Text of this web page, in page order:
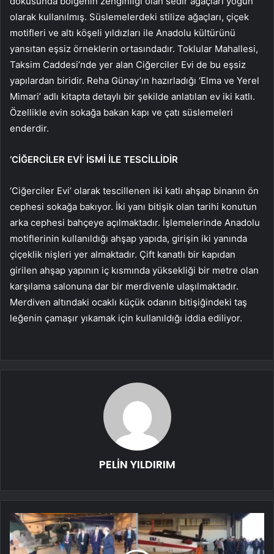
olarak kullanılmış. Süslemelerdeki stilize ağaçları, çiçek
motifleri ve altı köşeli yıldızları ile Anadolu kültürünü
yansıtan eşsiz örneklerin ortasındadır. Toklular Mahallesi,
Taksim Caddesi’nde yer alan Ciğerciler Evi de bu eşsiz
yapılardan biridir. Reha Günay’ın hazırladığı ‘Elma ve Yerel
Mimari’ adlı kitapta detaylı bir şekilde anlatılan ev iki katlı.
Özellikle evin sokağa bakan kapı ve çatı süslemeleri
enderdir.
‘CİĞERCİLER EVİ’ İSMİ İLE TESCİLLİDİR
‘Ciğerciler Evi’ olarak tescillenen iki katlı ahşap binanın ön
cephesi sokağa bakıyor. İki yanı bitişik olan tarihi konutun
arka cephesi bahçeye açılmaktadır. İşlemelerinde Anadolu
motiflerinin kullanıldığı ahşap yapıda, girişin iki yanında
çiçeklik nişleri yer almaktadır. Çift kanatlı bir kapıdan
girilen ahşap yapının iç kısmında yüksekliği bir metre olan
karşılama salonuna dar bir merdivenle ulaşılmaktadır.
Merdiven altındaki ocaklı küçük odanın bitişiğindeki taş
leğenin çamaşır yıkamak için kullanıldığı iddia ediliyor.
PELİN YILDIRIM